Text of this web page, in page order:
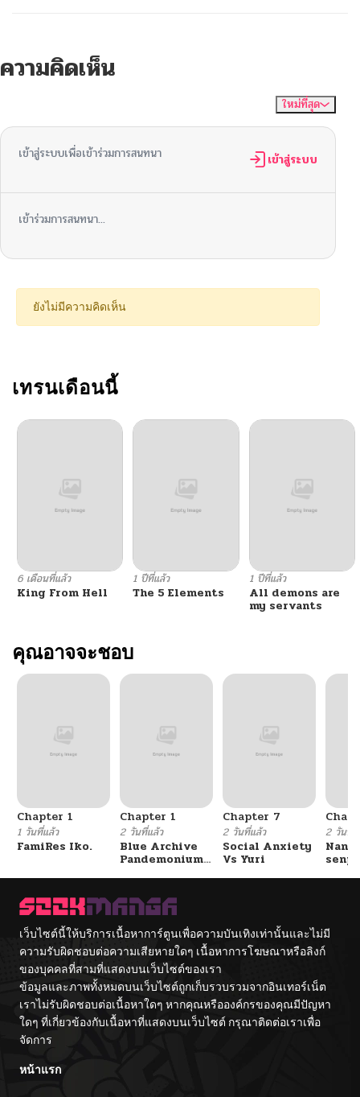
ความคิดเห็น
ใหม่ที่สุด
เข้าสู่ระบบเพื่อเข้าร่วมการสนทนา เข้าสู่ระบบ
เข้าร่วมการสนทนา...
ยังไม่มีความคิดเห็น
เทรนเดือนนี้
6 เดือนที่แล้ว
King From Hell
1 ปีที่แล้ว
The 5 Elements
1 ปีที่แล้ว
All demons are
my servants
คุณอาจจะชอบ
Chapter 1
1 วันที่แล้ว
FamiRes Iko.
Chapter 1
2 วันที่แล้ว
Blue Archive
Pandemonium
Chapter 7
2 วันที่แล้ว
Social Anxiety
Vs Yuri
2 วันที่แ
เว็บไซต์นี้ให้บริการเนื้อหาการ์ตูนเพื่อความบันเทิงเท่านั้นและไม่มี
ความรับผิดชอบต่อความเสียหายใดๆ เนื้อหาการโฆษณาหรือลิงก์
ของบุคคลที่สามที่แสดงบนเว็บไซต์ของเรา
ข้อมูลและภาพทั้งหมดบนเว็บไซต์ถูกเก็บรวบรวมจากอินเทอร์เน็ต
เราไม่รับผิดชอบต่อเนื้อหาใดๆ หากคุณหรือองค์กรของคุณมีปัญหา
ใดๆ ที่เกี่ยวข้องกับเนื้อหาที่แสดงบนเว็บไซต์ กรุณาติดต่อเราเพื่อ
จัดการ
หน้าแรก